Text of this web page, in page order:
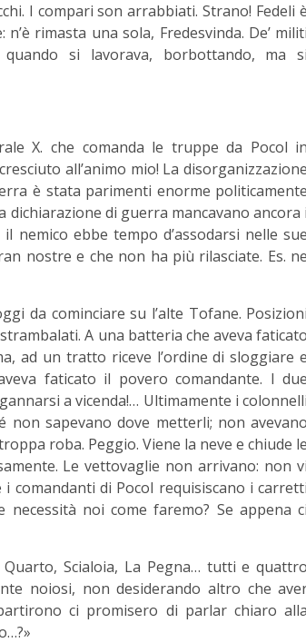
I compari son arrabbiati. Strano! Fedeli è
rimasta una sola, Fredesvinda. De’ militi
si lavorava, borbottando, ma si
X. che comanda le truppe da Pocol in
all’animo mio! La disorganizzazione
è stata parimenti enorme politicamente
dichiarazione di guerra mancavano ancora i
nemico ebbe tempo d’assodarsi nelle sue
nostre e che non ha più rilasciate. Es. ne
da cominciare su l’alte Tofane. Posizioni
A una batteria che aveva faticato
ad un tratto riceve l’ordine di sloggiare e
faticato il povero comandante. I due
a vicenda!… Ultimamente i colonnelli
sapevano dove metterli; non avevano
roba. Peggio. Viene la neve e chiude le
Le vettovaglie non arrivano: non vi
comandanti di Pocol requisiscano i carretti
noi come faremo? Se appena ci
Scialoia, La Pegna… tutti e quattro
noiosi, non desiderando altro che
ci promisero di parlar chiaro alla